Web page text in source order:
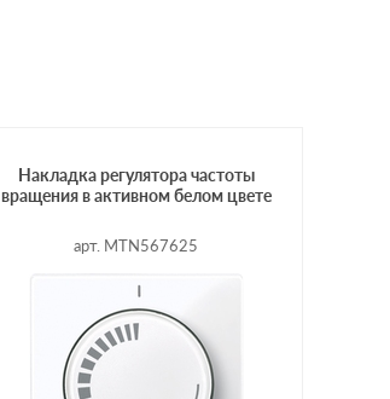
Накладка регулятора частоты
вращения в активном белом цвете
арт. MTN567625